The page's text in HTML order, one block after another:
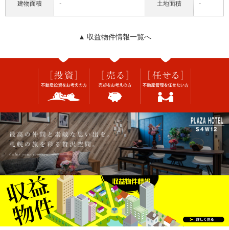
建物面積 - 土地面積 -
▲ 収益物件情報一覧へ